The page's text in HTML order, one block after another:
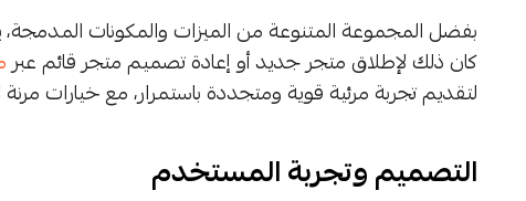
بفضل المجموعة المتنوعة من الميزات والمكونات المدمجة،
كان ذلك لإطلاق متجر جديد أو إعادة تصميم متجر قائم عبر
لتقديم تجربة مرئية قوية ومتجددة باستمرار، مع خيارات مرنة
التصميم وتجربة المستخدم